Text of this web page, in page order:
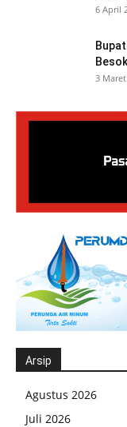
6 April
3
Arsip
Agustus 2026
Juli 2026